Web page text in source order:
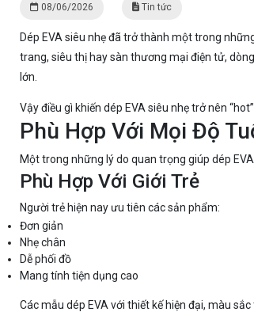
08/06/2026 Tin tức
Dép EVA siêu nhẹ đã trở thành một trong
trang, siêu thị hay sàn thương mại điện tử,
lớn.
Vậy điều gì khiến dép EVA siêu nhẹ trở nên
Phù Hợp Với Mọi Độ
Một trong những lý do quan trọng giúp dép
Phù Hợp Với Giới Trẻ
Người trẻ hiện nay ưu tiên các sản phẩm:
Đơn giản
Nhẹ chân
Dễ phối đồ
Mang tính tiện dụng cao
Các mẫu dép EVA với thiết kế hiện đại, màu